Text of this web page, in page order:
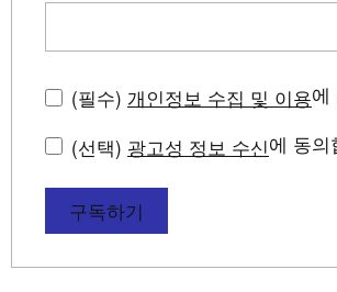
(필수) 개인정보 수집 및 이용에
(선택) 광고성 정보 수신에 동의
구독하기